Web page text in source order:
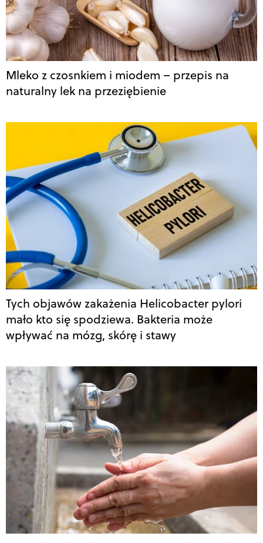
Mleko z czosnkiem i miodem – przepis na
naturalny lek na przeziębienie
Tych objawów zakażenia Helicobacter pylori
mało kto się spodziewa. Bakteria może
wpływać na mózg, skórę i stawy